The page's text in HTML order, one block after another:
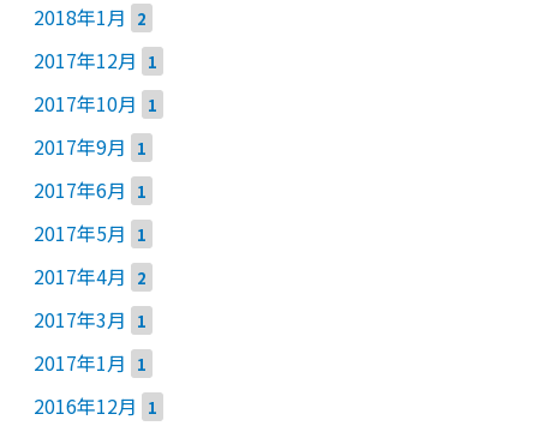
2018年1月 2
2017年12月 1
2017年10月 1
2017年9月 1
2017年6月 1
2017年5月 1
2017年4月 2
2017年3月 1
2017年1月 1
2016年12月 1